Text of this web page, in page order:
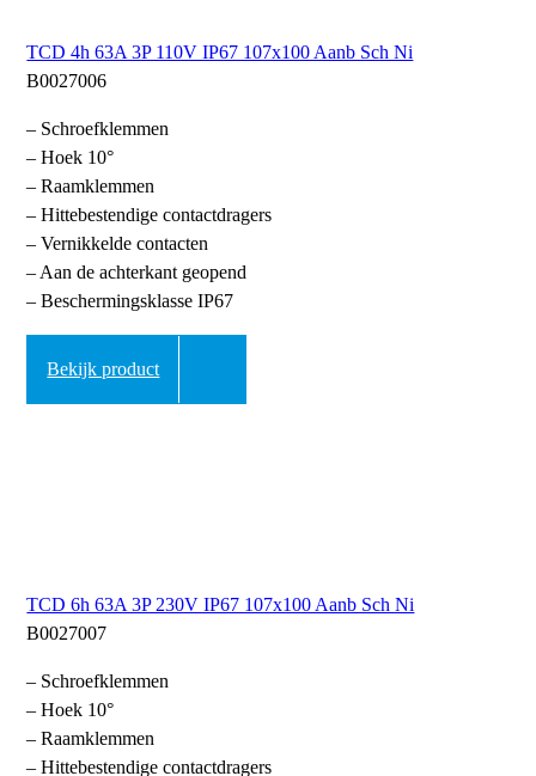
TCD 4h 63A 3P 110V IP67 107x100 Aanb Sch Ni
B0027006
– Schroefklemmen
– Hoek 10°
– Raamklemmen
– Hittebestendige contactdragers
– Vernikkelde contacten
– Aan de achterkant geopend
– Beschermingsklasse IP67
Bekijk product
TCD 6h 63A 3P 230V IP67 107x100 Aanb Sch Ni
B0027007
– Schroefklemmen
– Hoek 10°
– Raamklemmen
– Hittebestendige contactdragers